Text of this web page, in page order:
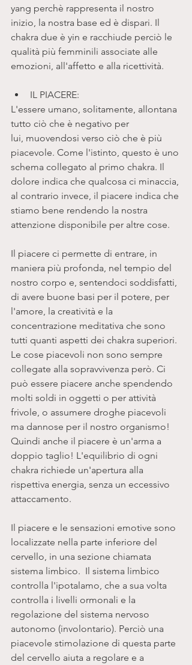
yang perchè rappresenta il nostro
inizio, la nostra base ed è dispari. Il
chakra due è yin e racchiude perciò le
qualità più femminili associate alle
emozioni, all'affetto e alla ricettività.
IL PIACERE:
L'essere umano, solitamente, allontana
tutto ciò che è negativo per
lui, muovendosi verso ciò che è più
piacevole. Come l'istinto, questo è uno
schema collegato al primo chakra. Il
dolore indica che qualcosa ci minaccia,
al contrario invece, il piacere indica che
stiamo bene rendendo la nostra
attenzione disponibile per altre cose.
Il piacere ci permette di entrare, in
maniera più profonda, nel tempio del
nostro corpo e, sentendoci soddisfatti,
di avere buone basi per il potere, per
l'amore, la creatività e la
concentrazione meditativa che sono
tutti quanti aspetti dei chakra superiori.
Le cose piacevoli non sono sempre
collegate alla sopravvivenza però. Ci
può essere piacere anche spendendo
molti soldi in oggetti o per attività
frivole, o assumere droghe piacevoli
ma dannose per il nostro organismo!
Quindi anche il piacere è un'arma a
doppio taglio! L'equilibrio di ogni
chakra richiede un'apertura alla
rispettiva energia, senza un eccessivo
attaccamento.
Il piacere e le sensazioni emotive sono
localizzate nella parte inferiore del
cervello, in una sezione chiamata
sistema limbico.  Il sistema limbico
controlla l'ipotalamo, che a sua volta
controlla i livelli ormonali e la
regolazione del sistema nervoso
autonomo (involontario). Perciò una
piacevole stimolazione di questa parte
del cervello aiuta a regolare e a